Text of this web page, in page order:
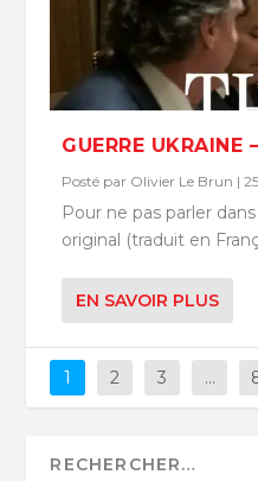
GUERRE UKRAINE
Posté par Olivier Le Brun |
Pour ne pas parler
original (traduit en
EN SAVOIR PLUS
1 2 3 …